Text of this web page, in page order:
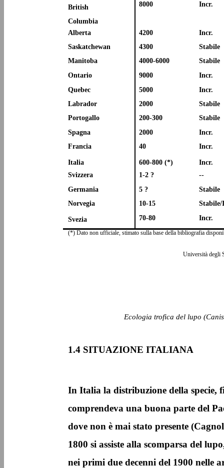
Università degli
British
Columbia
8000 Incr.
Alberta 4200
Incr.
Saskatchewan
4300
Stabile
Manitoba
4000-6000
Stabile
Ontario
9000
Incr.
Quebec
5000
Incr.
Labrador
2000
Stabile
Portogallo
200-300
Stabile
Spagna
2000
Incr.
Francia
40 Incr.
Italia 600-800 (*)
Incr.
Svizzera
1-2 ?
--
Germania
5 ?
Stabile
Norvegia
10-15 Stabile/
Svezia 70-80 Incr.
(*) Dato non ufficiale, stimato sulla base della bibliografia
Ecologia trofica del lupo
1.4 SITUAZIONE ITALIANA
In Italia la distribuzione della specie,
comprendeva una buona parte del
dove non è mai stato presente
1800 si assiste alla scomparsa del
nei primi due decenni del 1900 nelle